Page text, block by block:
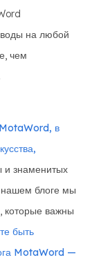
на любой
чем
в
и знаменитых
нашем блоге мы
которые важны
быть
MotaWord —